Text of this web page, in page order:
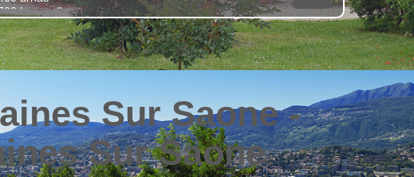
Sur Saone -
Sur Saone